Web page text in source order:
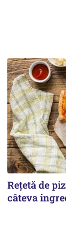
Rețetă de
câteva